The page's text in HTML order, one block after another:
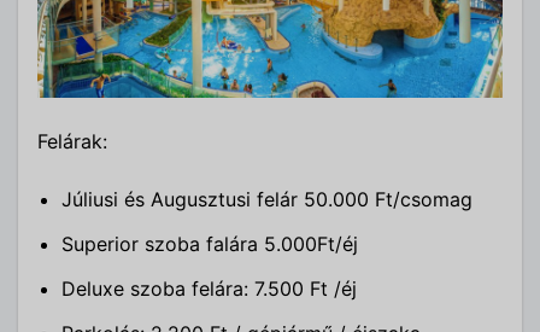
Felárak:
Júliusi és Augusztusi felár 50.000 Ft/csomag
Superior szoba falára 5.000Ft/éj
Deluxe szoba felára: 7.500 Ft /éj